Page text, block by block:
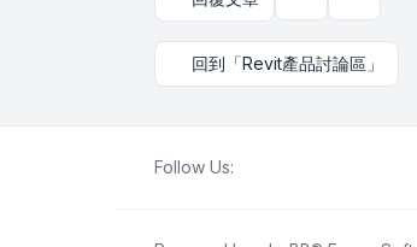
回到「Revit產品討論區」
Follow Us: